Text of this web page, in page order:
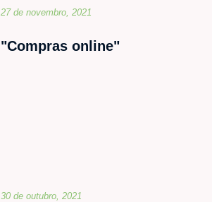
27 de novembro, 2021
"Compras online"
30 de outubro, 2021